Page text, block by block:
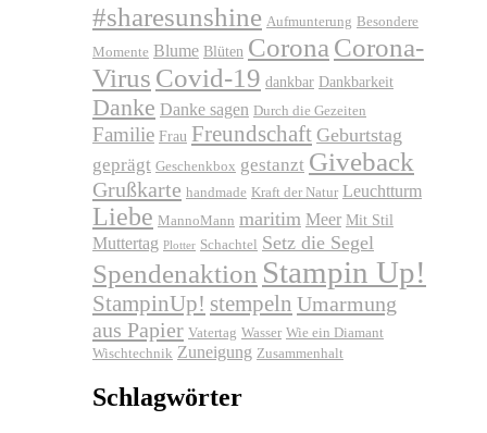
#sharesunshine Aufmunterung Besondere
Momente Blume Blüten Corona Corona-
Virus Covid-19 dankbar Dankbarkeit
Danke Danke sagen Durch die Gezeiten
Familie Frau Freundschaft Geburtstag
geprägt Geschenkbox gestanzt Giveback
Grußkarte handmade Kraft der Natur Leuchtturm
Liebe MannoMann maritim Meer Mit Stil
Muttertag Plotter Schachtel Setz die Segel
Spendenaktion Stampin Up!
StampinUp! stempeln Umarmung
aus Papier Vatertag Wasser Wie ein Diamant
Wischtechnik Zuneigung Zusammenhalt
Schlagwörter